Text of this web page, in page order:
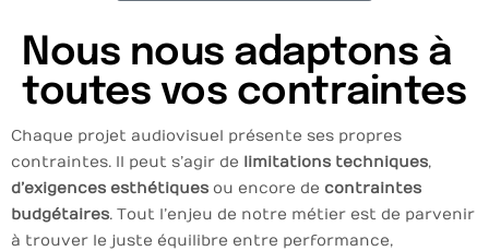
Nous nous adaptons à
toutes vos contraintes
Chaque projet audiovisuel présente ses propres
contraintes. Il peut s’agir de limitations techniques,
d’exigences esthétiques ou encore de contraintes
budgétaires. Tout l’enjeu de notre métier est de parvenir
à trouver le juste équilibre entre performance,